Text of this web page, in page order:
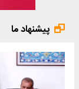
پیشنهاد ما